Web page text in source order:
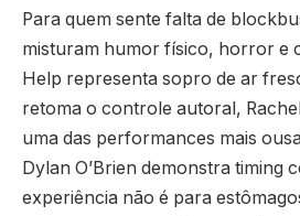
Para quem sente falta de
misturam humor físico, horror e
Help representa sopro de ar
retoma o controle autoral,
uma das performances mais
Dylan O’Brien demonstra timing
experiência não é para